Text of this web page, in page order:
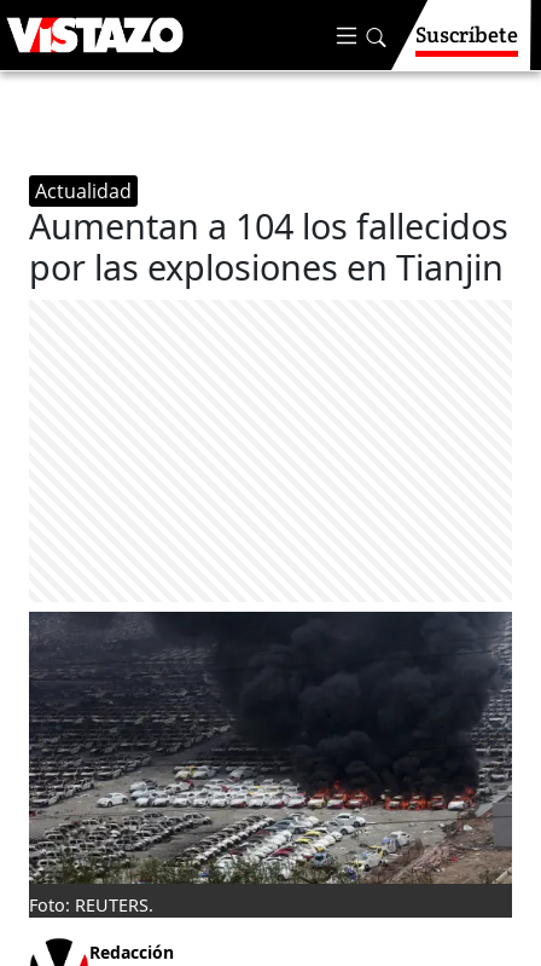
Suscríbete
Actualidad
Aumentan a 104 los fallecidos
por las explosiones en Tianjin
Foto: REUTERS.
Redacción